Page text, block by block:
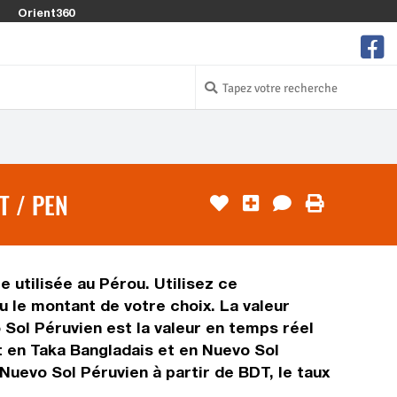
Orient360
/ PEN
utilisée au Pérou. Utilisez ce
le montant de votre choix. La valeur
Sol Péruvien est la valeur en temps réel
Taka Bangladais et en Nuevo Sol
Sol Péruvien à partir de BDT, le taux